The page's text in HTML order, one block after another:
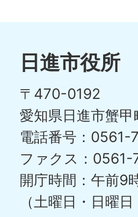
日進市役所
〒470-0192
愛知県日進市蟹
電話番号：0561-
ファクス：
開庁時間：午前9
（土曜日・日曜